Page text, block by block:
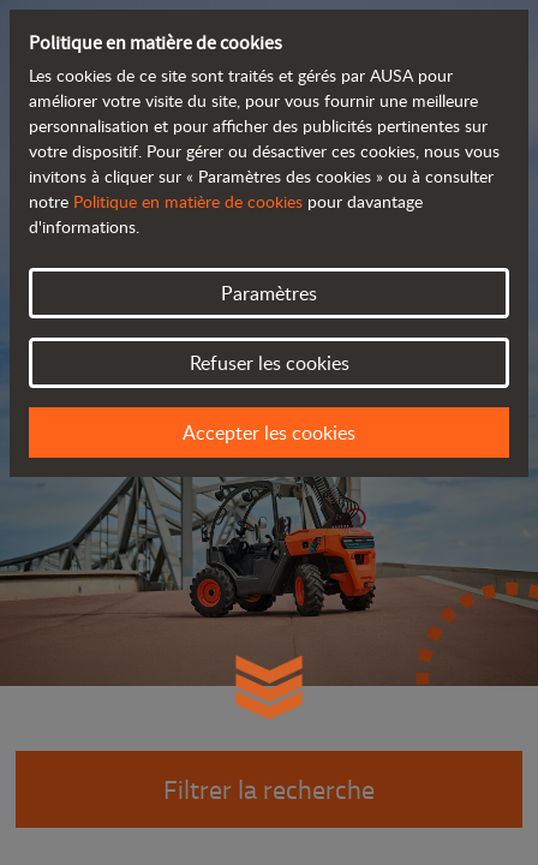
Découvrez notre large
gamme de produits
Catalogue
Filtrer la recherche
Politique en matière de cookies
Les cookies de ce site sont traités et gérés par AUSA pour
améliorer votre visite du site, pour vous fournir une meilleure
personnalisation et pour afficher des publicités pertinentes sur
votre dispositif. Pour gérer ou désactiver ces cookies, nous vous
invitons à cliquer sur « Paramètres des cookies » ou à consulter
notre Politique en matière de cookies pour davantage
d'informations.
Paramètres
Refuser les cookies
Accepter les cookies